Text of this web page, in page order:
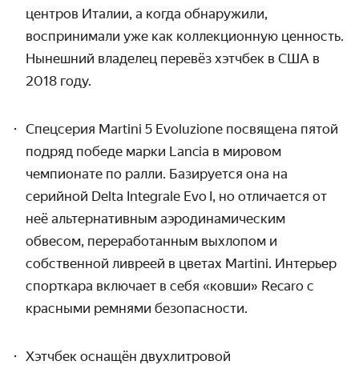
центров Италии, а когда обнаружили,
воспринимали уже как коллекционную ценность.
Нынешний владелец перевёз хэтчбек в США в
2018 году.
Спецсерия Martini 5 Evoluzione посвящена пятой
подряд победе марки Lancia в мировом
чемпионате по ралли. Базируется она на
серийной Delta Integrale Evo I, но отличается от
неё альтернативным аэродинамическим
обвесом, переработанным выхлопом и
собственной ливреей в цветах Martini. Интерьер
спорткара включает в себя «ковши» Recaro с
красными ремнями безопасности.
Хэтчбек оснащён двухлитровой